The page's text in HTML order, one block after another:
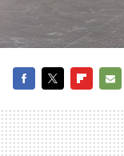
MAIL